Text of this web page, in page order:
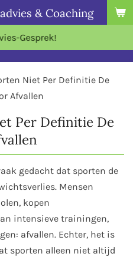
& Coaching
Gesprek!
Niet Per Definitie De
Afvallen
Per Definitie De
gedacht dat sporten de
Mensen
kopen
intensieve trainingen,
afvallen. Echter, het is
sporten alleen niet altijd